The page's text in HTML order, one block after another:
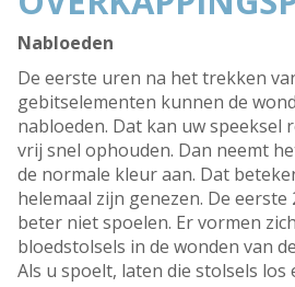
Nabloeden
De eerste uren na het trekken
gebitselementen kunnen de
nabloeden. Dat kan uw speeksel
vrij snel ophouden. Dan neemt
de normale kleur aan. Dat
helemaal zijn genezen. De
beter niet spoelen. Er vormen
bloedstolsels in de wonden van
Als u spoelt, laten die stolsels